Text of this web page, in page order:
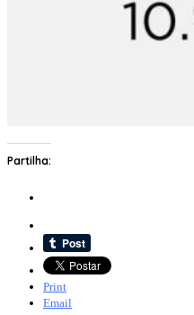
Partilha:
Print
Email